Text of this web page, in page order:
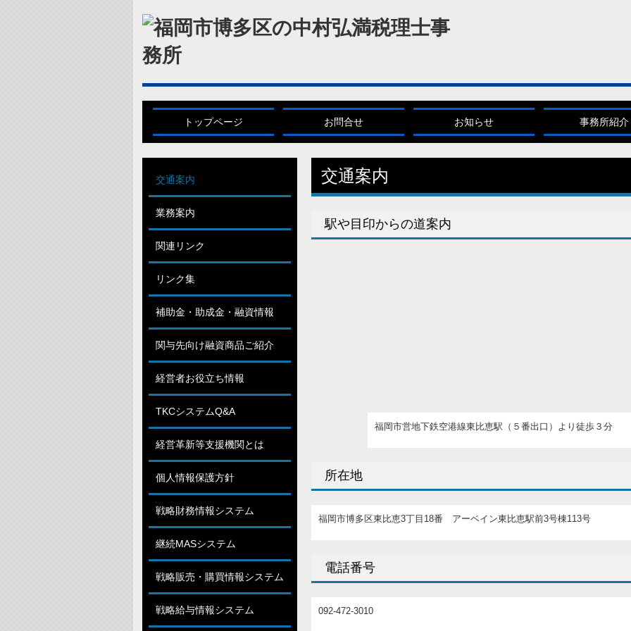
トップページ お問合せ お知らせ 事務所紹介
交通案内
業務案内
関連リンク
リンク集
補助金・助成金・融資情報
関与先向け融資商品ご紹介
経営者お役立ち情報
TKCシステムQ&A
経営革新等支援機関とは
個人情報保護方針
戦略財務情報システム
継続MASシステム
戦略販売・購買情報システム
戦略給与情報システム
交通案内
駅や目印からの道案内
福岡市営地下鉄空港線東比恵駅（５番出口）より徒歩３分
所在地
福岡市博多区東比恵3丁目18番 アーベイン東比恵駅前3号棟113号
電話番号
092-472-3010